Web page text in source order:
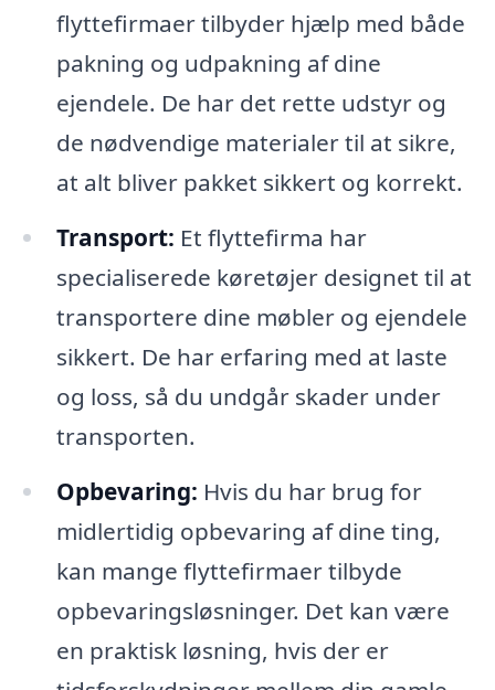
flyttefirmaer tilbyder hjælp med både
pakning og udpakning af dine
ejendele. De har det rette udstyr og
de nødvendige materialer til at sikre,
at alt bliver pakket sikkert og korrekt.
Transport: Et flyttefirma har
specialiserede køretøjer designet til at
transportere dine møbler og ejendele
sikkert. De har erfaring med at laste
og loss, så du undgår skader under
transporten.
Opbevaring: Hvis du har brug for
midlertidig opbevaring af dine ting,
kan mange flyttefirmaer tilbyde
opbevaringsløsninger. Det kan være
en praktisk løsning, hvis der er